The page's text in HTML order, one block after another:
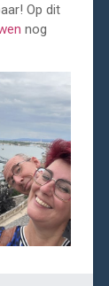
Op dit
nog